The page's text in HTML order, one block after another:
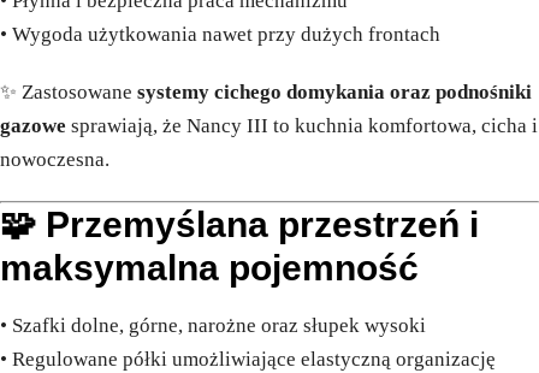
• Wygoda użytkowania nawet przy dużych frontach
✨ Zastosowane systemy cichego domykania oraz podnośniki
gazowe sprawiają, że Nancy III to kuchnia komfortowa, cicha i
nowoczesna.
🧩 Przemyślana przestrzeń i
maksymalna pojemność
• Szafki dolne, górne, narożne oraz słupek wysoki
• Regulowane półki umożliwiające elastyczną organizację